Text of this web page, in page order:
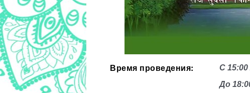
Время проведения:
С 15:00
До